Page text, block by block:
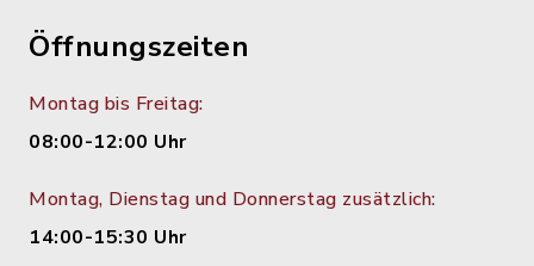
Öffnungszeiten
Montag bis Freitag:
08:00-12:00 Uhr
Montag, Dienstag und Donnerstag zusätzlich:
14:00-15:30 Uhr